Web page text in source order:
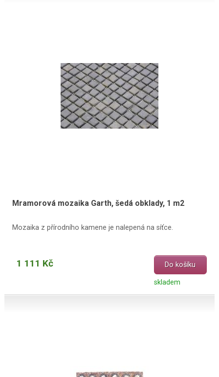
Mramorová mozaika Garth, šedá obklady, 1 m2
Mozaika z přírodního kamene je nalepená na síťce.
1 111 Kč Do košíku
skladem